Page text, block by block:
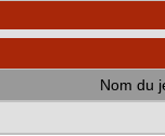
Nom du